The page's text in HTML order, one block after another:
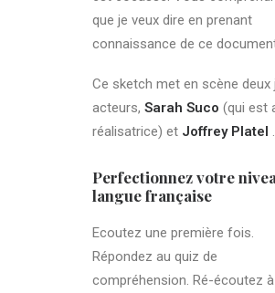
que je veux dire en prenant
connaissance de ce
Ce sketch met en scène deux
acteurs, Sarah Suco (qui est
réalisatrice) et Joffrey Platel .
Perfectionnez votre
langue française
Ecoutez une première fois.
Répondez au quiz de
compréhension. Ré-écoutez à